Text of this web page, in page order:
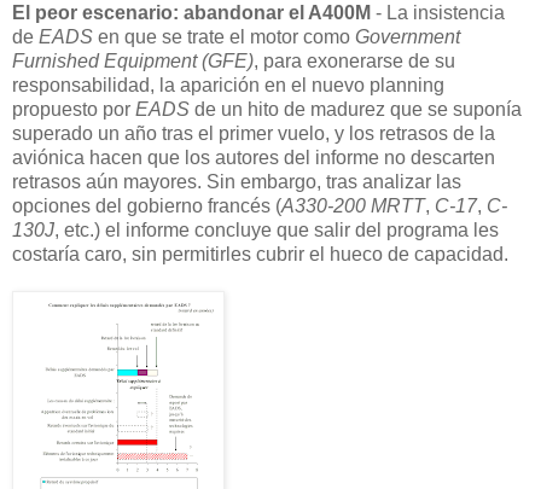
El peor escenario: abandonar el A400M - La insistencia
de EADS en que se trate el motor como Government
Furnished Equipment (GFE), para exonerarse de su
responsabilidad, la aparición en el nuevo planning
propuesto por EADS de un hito de madurez que se suponía
superado un año tras el primer vuelo, y los retrasos de la
aviónica hacen que los autores del informe no descarten
retrasos aún mayores. Sin embargo, tras analizar las
opciones del gobierno francés (A330-200 MRTT, C-17, C-
130J, etc.) el informe concluye que salir del programa les
costaría caro, sin permitirles cubrir el hueco de capacidad.